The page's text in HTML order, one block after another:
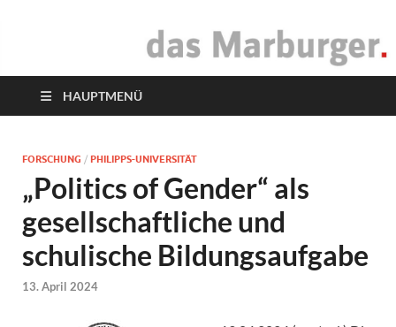
das Marburger.
HAUPTMENÜ
FORSCHUNG / PHILIPPS-UNIVERSITÄT
„Politics of Gender“ als
gesellschaftliche und
schulische Bildungsaufgabe
13. April 2024